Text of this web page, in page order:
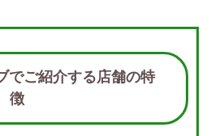
ご紹介する店舗の特
徴